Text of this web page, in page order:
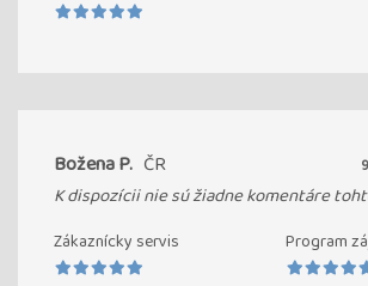
Božena P. ČR
K dispozícii nie sú žiadne komentáre
Zákaznícky servis Program